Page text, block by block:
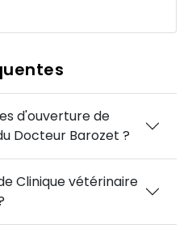
d'ouverture de
Docteur Barozet ?
Clinique vétérinaire